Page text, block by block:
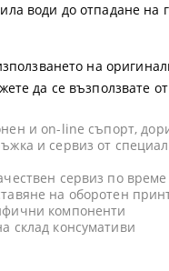
води до отпадане на
на
да се възползвате
и on-line съпорт,
и сервиз от
сервиз по
на оборотен
компоненти
склад консумативи